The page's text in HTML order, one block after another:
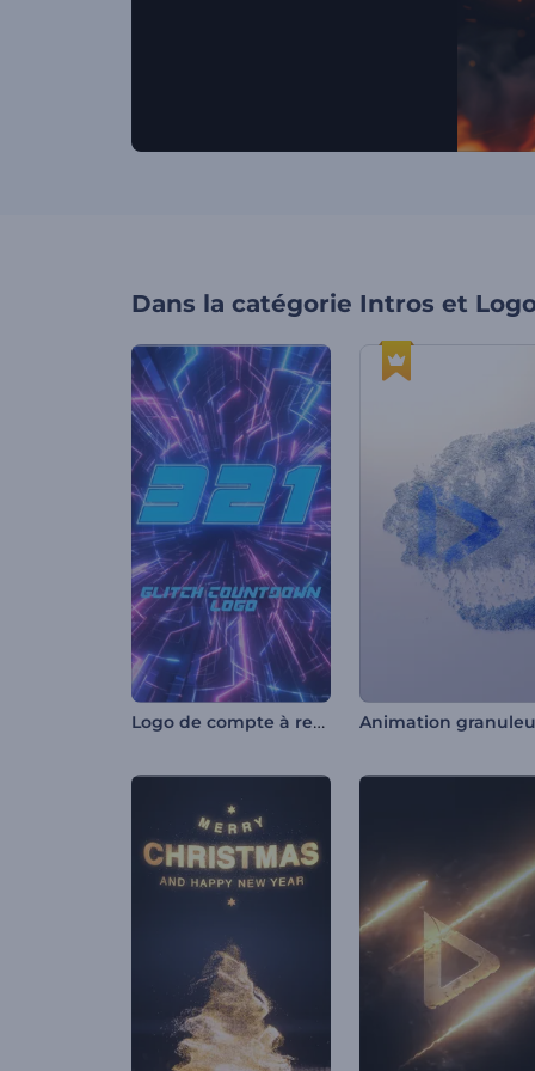
Dans la catégorie Intros et
Logo de compte à rebours Glitch